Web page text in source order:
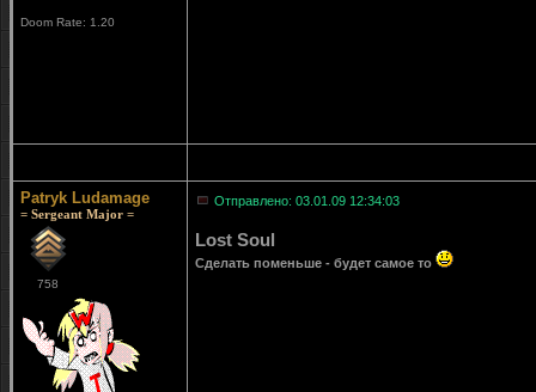
Doom Rate: 1.20
Patryk Ludamage
= Sergeant Major =
758
Отправлено: 03.01.09 12:34:03
Lost Soul
Сделать поменьше - будет самое то